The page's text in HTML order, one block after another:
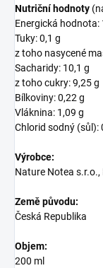
Nutriční hodnoty
Energická hodnota:
Tuky: 0,1 g
z toho nasycené
Sacharidy: 10,1 g
z toho cukry: 9,25 g
Bílkoviny: 0,22 g
Vláknina: 1,09 g
Chlorid sodný (sůl):
Výrobce:
Nature Notea
Země původu:
Česká Republika
Objem:
200 ml